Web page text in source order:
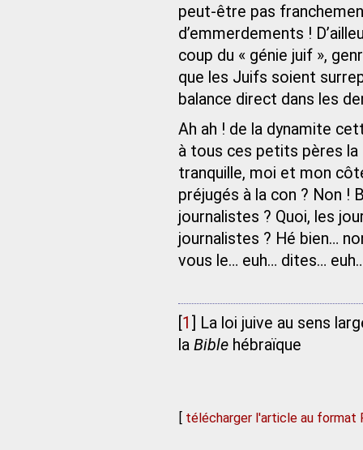
peut‑être pas
d’emmerdements !
coup du « génie juif »,
que les Juifs soient
balance direct dans les
Ah ah ! de la dynamite
à tous ces petits pères la
tranquille, moi et mon
préjugés à la con ? Non !
journalistes ? Quoi, les
journalistes ? Hé bien…
vous le… euh… dites…
1
La loi juive au sens
la Bible hébraïque
[ télécharger l'article au format